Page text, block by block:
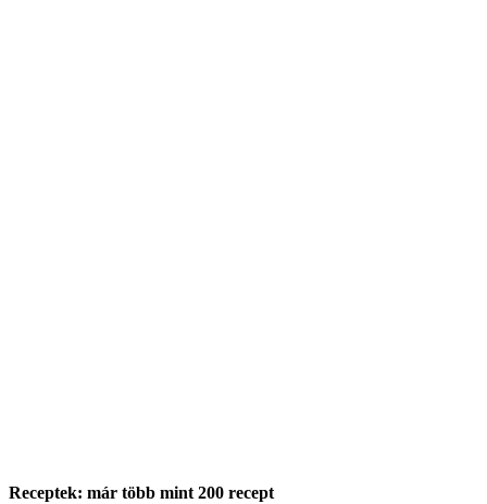
Receptek: már több mint 200 recept